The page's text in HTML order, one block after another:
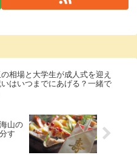
相場と大学生が成人式を迎え
はいつまでにあげる？一緒で
山の
す